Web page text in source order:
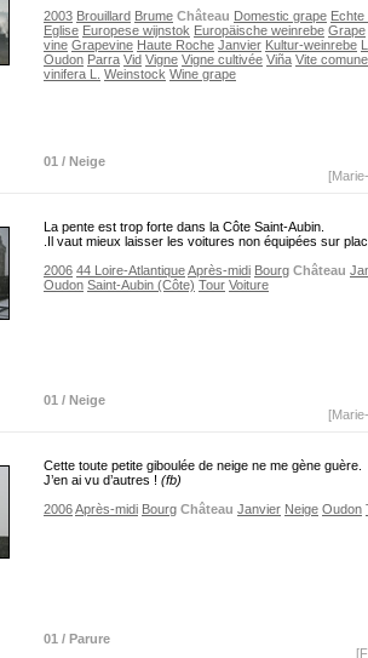
2003 Brouillard Brume Château Domestic grape Echte
Eglise Europese wijnstok Europäische weinrebe Grape
vine Grapevine Haute Roche Janvier Kultur-weinrebe
Oudon Parra Vid Vigne Vigne cultivée Viña Vite comune
vinifera L.
Weinstock Wine grape
01 / Neige
La pente est trop forte dans la Côte Saint-Aubin.
.Il vaut mieux laisser les voitures non équipées sur
2006 44 Loire-AtlantiqueAprès-midi Bourg Château
Oudon Saint-Aubin (Côte) Tour Voiture
01 / Neige
Cette toute petite giboulée de neige ne me gène guère.
J’en ai vu d’autres ! (fb)
2006Après-midi Bourg Château Janvier Neige Oudon
01 / Parure